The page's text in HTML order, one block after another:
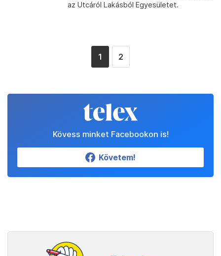
az Utcáról Lakásból Egyesületet.
1 2
Kövess minket Facebookon is!
Követem!